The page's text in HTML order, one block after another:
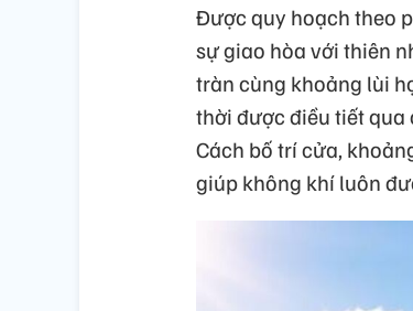
Được quy hoạch theo
sự giao hòa với thiên
tràn cùng khoảng lùi
thời được điều tiết qua
Cách bố trí cửa,
giúp không khí luôn